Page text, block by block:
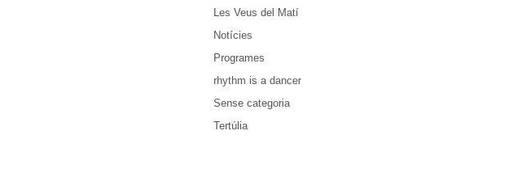
Les Veus del Matí
Notícies
Programes
rhythm is a dancer
Sense categoria
Tertúlia